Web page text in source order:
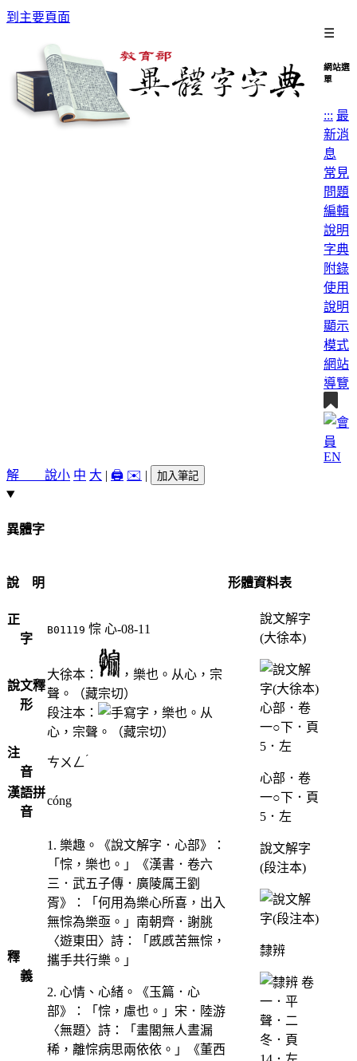
到主要頁面
☰
網站選
單
::: 最
新消
息
常見
問題
編輯
說明
字典
附錄
使用
說明
顯示
模式
網站
導覽
EN
解 說小 中 大 | 🖨️ ✉️ | 加入筆記
異體字
說 明
正
字
B01119 悰 心-08-11
說文釋
形
大徐本：
，樂也。从心，宗
聲。（藏宗切）
段注本：
，樂也。从
心，宗聲。（藏宗切）
注
音
ㄘㄨㄥ ˊ
漢語拼
音
cóng
釋
義
1. 樂趣。《說文解字．心部》：
「悰，樂也。」《漢書．卷六
三．武五子傳．廣陵厲王劉
胥》：「何用為樂心所喜，出入
無悰為樂亟。」南朝齊．謝脁
〈遊東田〉詩：「慼慼苦無悰，
攜手共行樂。」
2. 心情、心緒。《玉篇．心
部》：「悰，慮也。」宋．陸游
〈無題〉詩：「畫閣無人晝漏
稀，離悰病思兩依依。」《董西
形體資料表
說文解字
(大徐本)
心部．卷
一○下．頁
5．左
說文解字
(段注本)
隸辨